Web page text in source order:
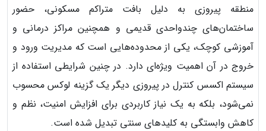
منطقه پیروزی به دلیل بافت متراکم مسکونی، حضور
ساختمان‌های چندواحدی قدیمی و همچنین مراکز درمانی و
آموزشی کوچک، یکی از محدوده‌هایی است که مدیریت ورود و
خروج در آن اهمیت ویژه‌ای دارد. در چنین شرایطی استفاده از
سیستم اکسس کنترل در پیروزی دیگر یک گزینه لوکس محسوب
نمی‌شود، بلکه به یک نیاز کاربردی برای افزایش امنیت، نظم و
کاهش وابستگی به کلیدهای سنتی تبدیل شده است.